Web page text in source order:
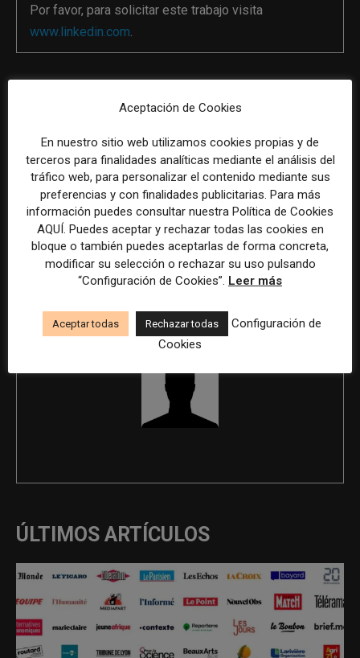
Por favor, para solicitar este trabajo visita
www.linkedin.com.
ofertas se ha realizado con la asistencia de herramientas
humana.
TwitterFacebook
LinkedInWhatsApp
Telegram
EmailGmailMessage
Previous article
Responsable de Comunicación
Next article
Responsable de Contenidos y
Narrativa de Marca
ÚLTIMOS ARTÍCULOS
Aceptación de Cookies
En nuestro sitio web utilizamos cookies propias y de
terceros para finalidades analíticas mediante el análisis del
tráfico web, para personalizar el contenido mediante sus
preferencias y con finalidades publicitarias. Para más
información puedes consultar nuestra Política de Cookies
AQUÍ. Puedes aceptar y rechazar todas las cookies en
bloque o también puedes aceptarlas de forma concreta,
modificar su selección o rechazar su uso pulsando
“Configuración de Cookies”. Leer más
Aceptar todas Rechazar todas
Configuración de
Cookies